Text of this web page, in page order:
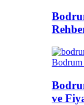
Bodrum
ve